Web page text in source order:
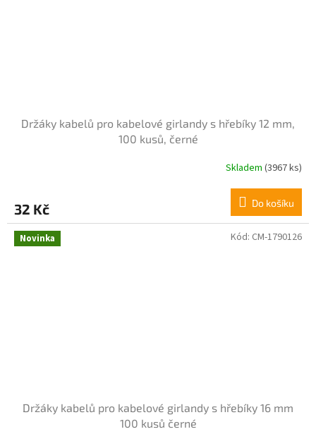
Držáky kabelů pro kabelové girlandy s hřebíky 12 mm,
100 kusů, černé
Skladem (3967 ks)
32 Kč Do košíku
Novinka
Držáky kabelů pro kabelové girlandy s hřebíky 16 mm
100 kusů černé
Kód: CM-1790126